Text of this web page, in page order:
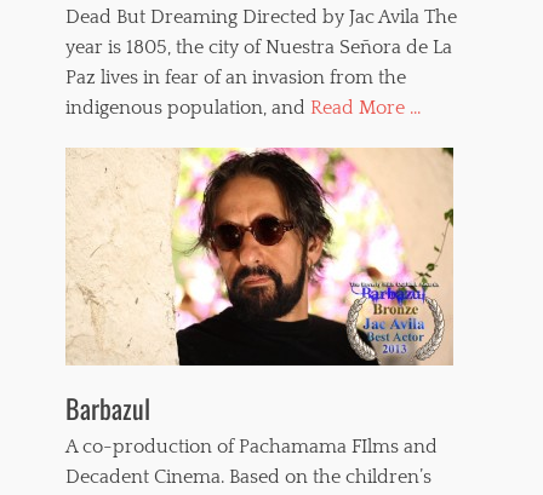
Dead But Dreaming Directed by Jac Avila The
year is 1805, the city of Nuestra Señora de La
Paz lives in fear of an invasion from the
indigenous population, and Read More ...
Barbazul
A co-production of Pachamama FIlms and
Decadent Cinema. Based on the children’s